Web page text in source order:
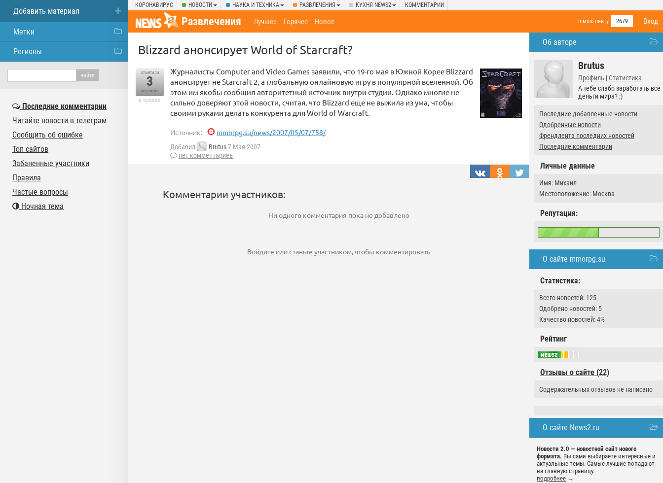
КОРОНАВИРУС НОВОСТИ НАУКА И ТЕХНИКА РАЗВЛЕЧЕНИЯ КУХНЯ NEWS2 КОММЕНТАРИИ
Вход
Развлечения в мою ленту 2679
Лучшее Горячее Новое
Об авторе
Brutus
Профиль | Статистика
А тебе слабо заработать все
деньги мира? ;)
Последние добавленные новости
Одобренные новости
Френдлента последних новостей
Последние комментарии
Личные данные
Имя: Михаил
Местоположение: Москва
Репутация:
О сайте mmorpg.su
Статистика:
Всего новостей: 125
Одобрено новостей: 5
Качество новостей: 4%
Рейтинг
Отзывы о сайте (22)
Содержательных отзывов не написано
О сайте News2.ru
Новости 2.0 — новостной сайт нового
формата. Вы сами выбираете интересные и
актуальные темы. Самые лучшие попадают
на главную страницу.
подробнее →
Blizzard анонсирует World of Starcraft?
отметили
3
человека
в архиве
Журналисты Computer and Video Games заявили, что 19-го мая в Южной Корее Blizzard
анонсирует не Starcraft 2, а глобальную онлайновую игру в популярной вселенной. Об
этом им якобы сообщил авторитетный источник внутри студии. Однако многие не
сильно доверяют этой новости, считая, что Blizzard еще не выжила из ума, чтобы
своими руками делать конкурента для World of Warcraft.
Источник: mmorpg.su/news/2007/05/07/758/
Добавил Brutus7 Мая 2007
нет комментариев
Комментарии участников:
Ни одного комментария пока не добавлено
Войдите илистаньте участником, чтобы комментировать
Добавить материал
Метки
Регионы
Последние комментарии
Читайте новости в телеграм
Сообщить об ошибке
Топ сайтов
Забаненные участники
Правила
Частые вопросы
Ночная тема